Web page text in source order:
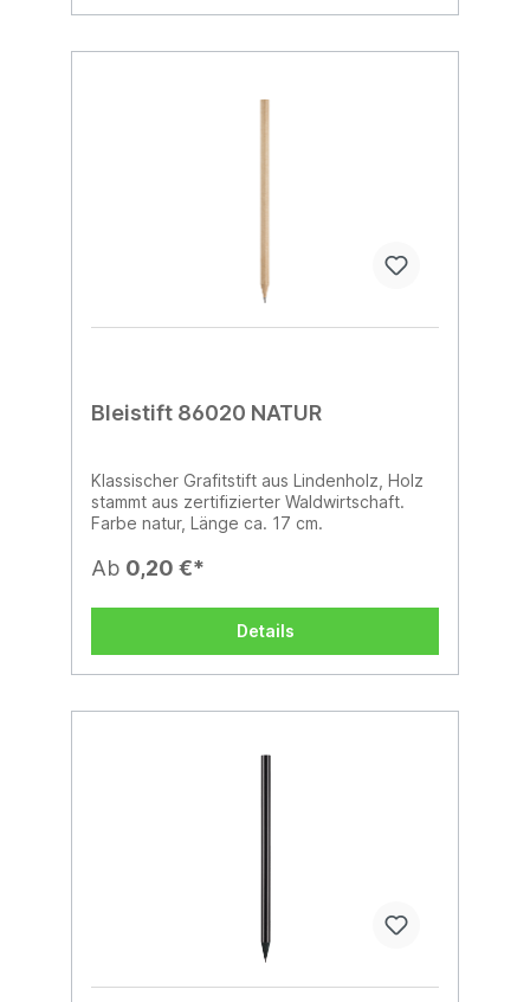
Bleistift 86020 NATUR
Klassischer Grafitstift aus Lindenholz, Holz
stammt aus zertifizierter Waldwirtschaft.
Farbe natur, Länge ca. 17 cm.
Ab 0,20 €*
Details